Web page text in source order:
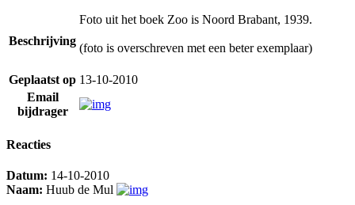
Beschrijving
Foto uit het boek Zoo is Noord Brabant, 1939.
(foto is overschreven met een beter exemplaar)
Geplaatst op 13-10-2010
Email
bijdrager
Reacties
Datum: 14-10-2010
Naam: Huub de Mul